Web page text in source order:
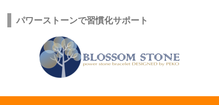
パワーストーンで習慣化サポート